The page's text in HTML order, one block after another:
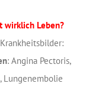
wirklich Leben?
: Angina Pectoris,
Lungenembolie